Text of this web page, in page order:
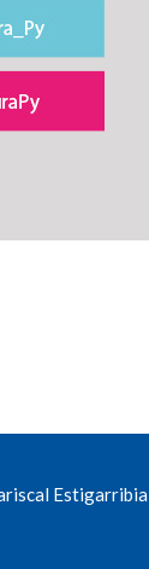
Estigarribia